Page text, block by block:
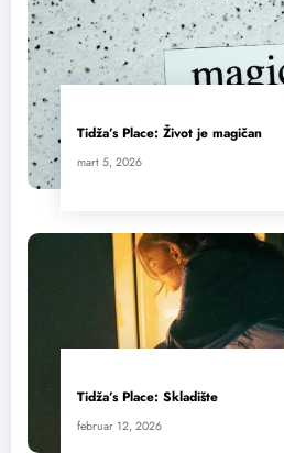
Tidža’s Place: Život je magičan
mart 5, 2026
Tidža’s Place: Skladište
februar 12, 2026